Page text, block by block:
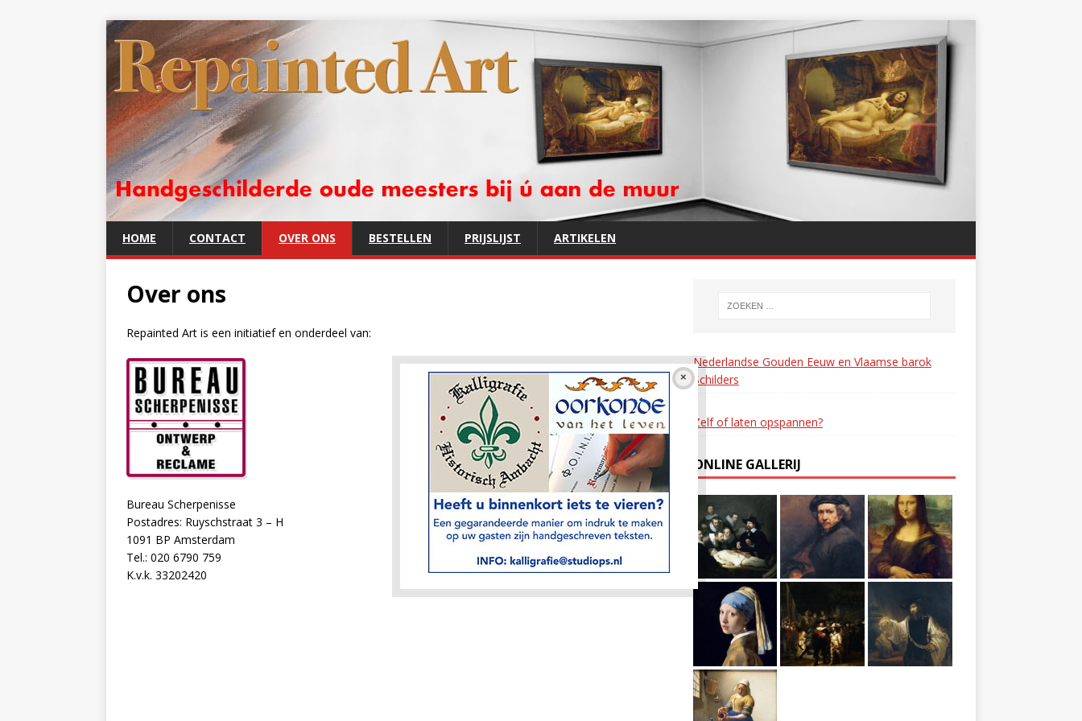
HOME CONTACT OVER ONS BESTELLEN PRIJSLIJST ARTIKELEN
Over ons
Repainted Art is een initiatief en onderdeel van:
Bureau Scherpenisse
Postadres: Ruyschstraat 3 – H
1091 BP Amsterdam
Tel.: 020 6790 759
K.v.k. 33202420
Als u op zoek bent naar een armband. Er is iets dat bij elke look past, van nauwsluitend tot gestructureerd, van manchetten tot kettingchain braceleten manchetten.
Nederlandse Gouden Eeuw en Vlaamse barok
Schilders
Zelf of laten opspannen?
ONLINE GALLERIJ